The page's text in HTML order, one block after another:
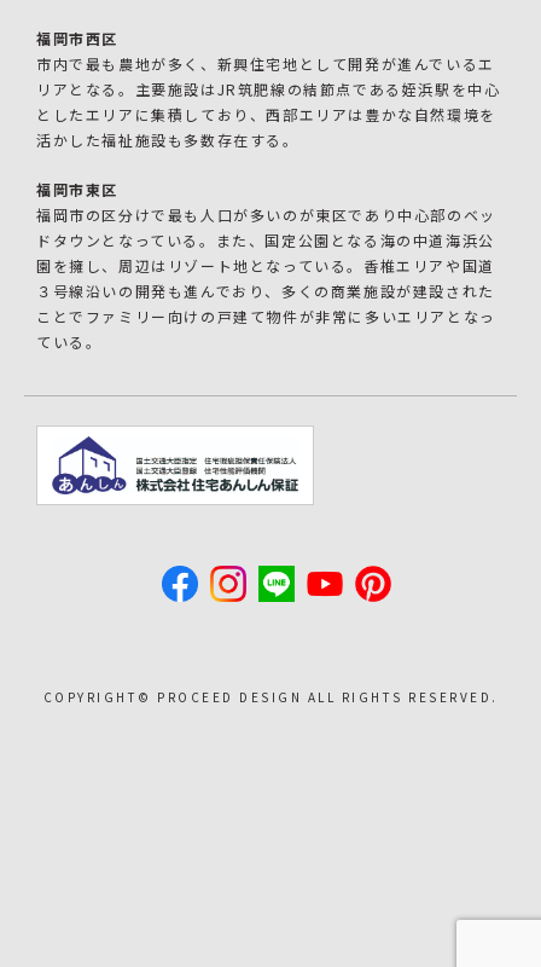
福岡市西区
市内で最も農地が多く、新興住宅地として開発が進んでいるエ
リアとなる。主要施設はJR筑肥線の結節点である姪浜駅を中心
としたエリアに集積しており、西部エリアは豊かな自然環境を
活かした福祉施設も多数存在する。
福岡市東区
福岡市の区分けで最も人口が多いのが東区であり中心部のベッ
ドタウンとなっている。また、国定公園となる海の中道海浜公
園を擁し、周辺はリゾート地となっている。香椎エリアや国道
３号線沿いの開発も進んでおり、多くの商業施設が建設された
ことでファミリー向けの戸建て物件が非常に多いエリアとなっ
ている。
COPYRIGHT©︎ PROCEED DESIGN ALL RIGHTS RESERVED.